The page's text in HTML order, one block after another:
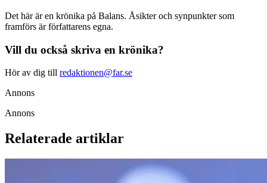
Det här är en krönika på Balans. Åsikter och synpunkter som
framförs är författarens egna.
Vill du också skriva en krönika?
Hör av dig till redaktionen@far.se
Annons
Annons
Relaterade artiklar